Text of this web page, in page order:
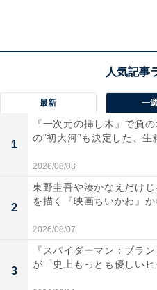
の名曲は、10代にもバレン
最新 一
1
『一次元の挿し木』で負
の“初大河”も決定した、生
2026/08/08
2
東野圭吾や湊かなえだけじ
を描く『映画ちいかわ』か
2026/08/07
3
『スパイダーマン：ブラ
が「史上もっとも優しいヒ